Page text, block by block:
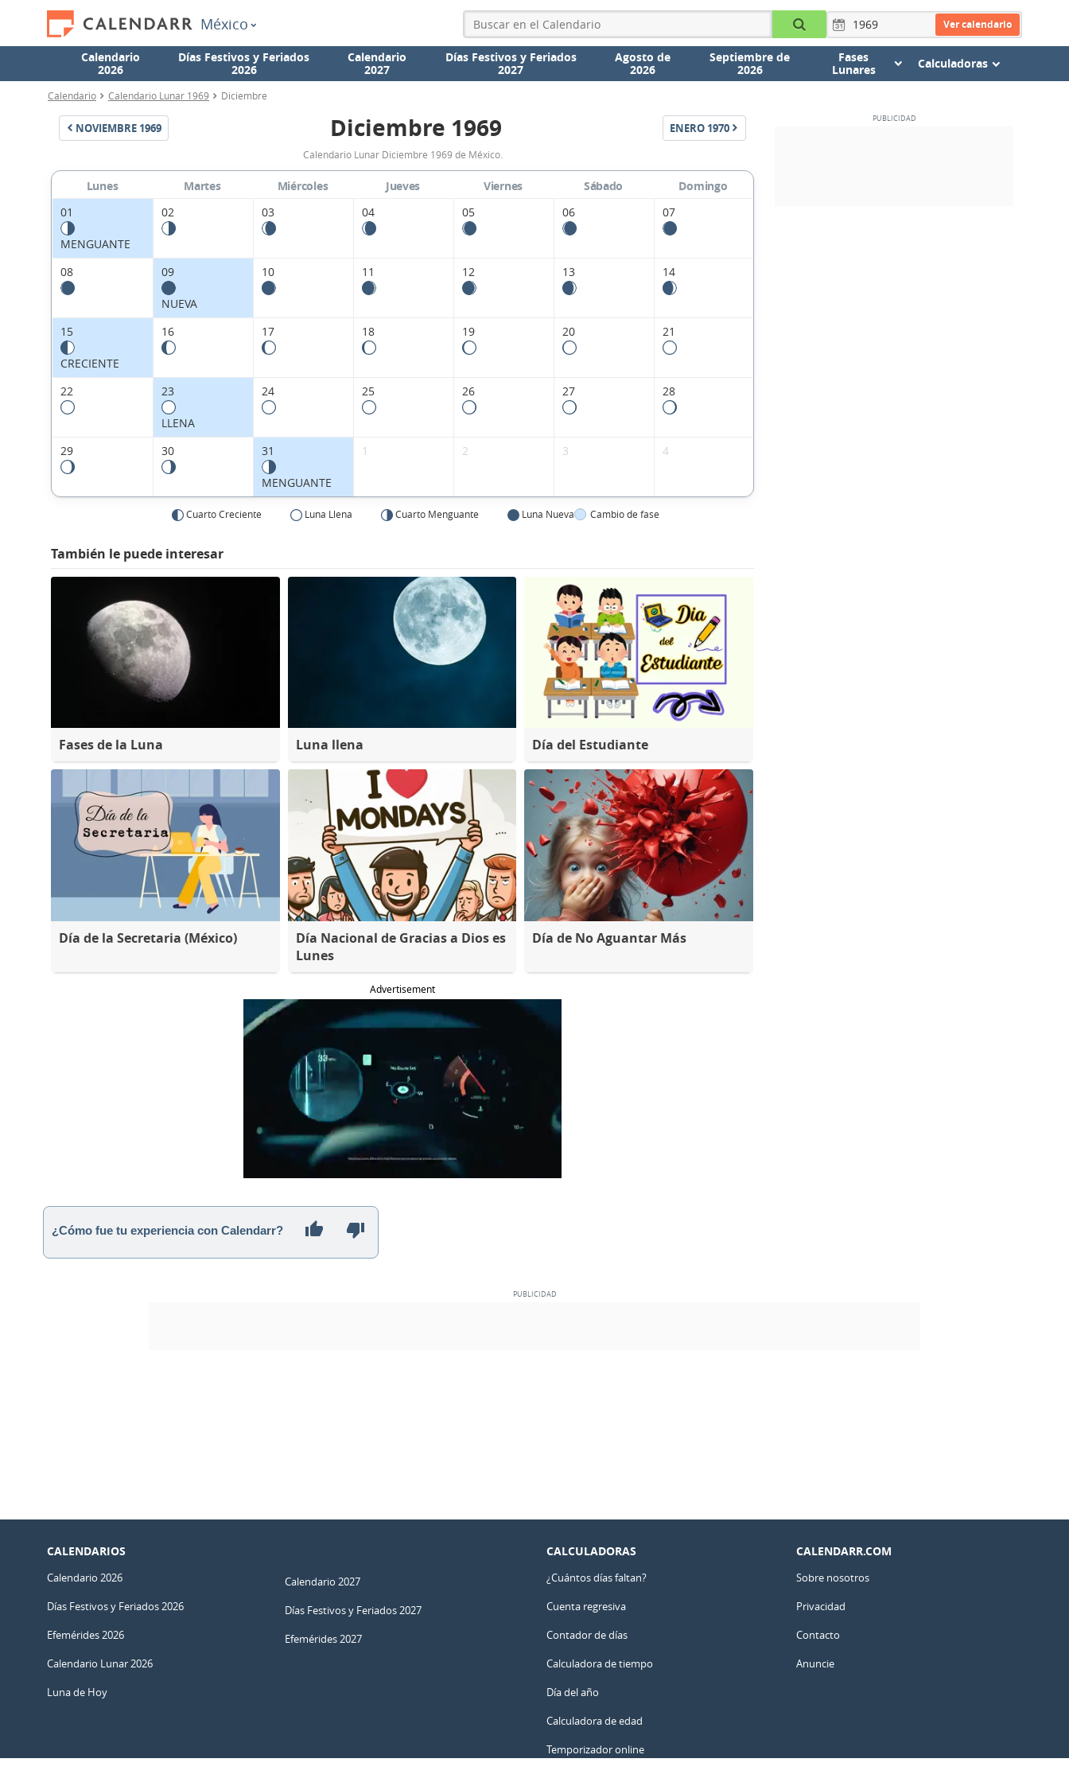
México Ver calendario
Calendario
2026
Días Festivos y Feriados
2026
Calendario
2027
Días Festivos y Feriados
2027
Agosto de
2026
Septiembre de
2026
Fases
Lunares
Calculadoras
Calendario Calendario Lunar 1969 Diciembre
NOVIEMBRE 1969
Calendario
Lunar
Diciembre
1969
México.
Diciembre 1969 ENERO 1970
Calendario Lunar Diciembre 1969 de México.
Lunes Martes Miércoles Jueves Viernes Sábado
Domingo
01
MENGUANTE
02 03 04 05 06 07
08 09
NUEVA
10 11 12 13 14
15
CRECIENTE
16 17 18 19 20 21
22 23
LLENA
24 25 26 27 28
29 30 31
MENGUANTE
1 2 3 4
Cuarto Creciente Luna Llena Cuarto Menguante Luna Nueva Cambio de fase
También le puede interesar
Fases de la Luna Luna llena Día del Estudiante
Día de la Secretaria (México)
Día Nacional de Gracias a Dios es
Lunes
Día de No Aguantar Más
Advertisement
¿Cómo fue tu experiencia con Calendarr?
CALENDARIOS
Calendario 2026
Días Festivos y Feriados 2026
Efemérides 2026
Calendario Lunar 2026
Luna de Hoy
Calendario 2027
Días Festivos y Feriados 2027
Efemérides 2027
CALCULADORAS
¿Cuántos días faltan?
Cuenta regresiva
Contador de días
Calculadora de tiempo
Día del año
Calculadora de edad
Temporizador online
CALENDARR.COM
Sobre nosotros
Privacidad
Contacto
Anuncie